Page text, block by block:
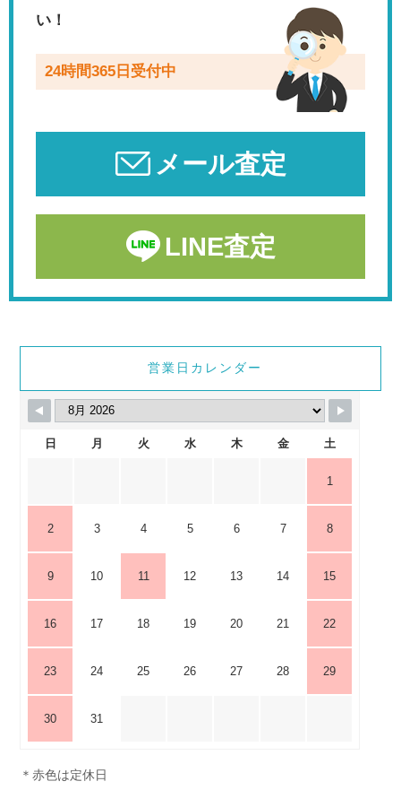
い！
24時間365日受付中
メール査定
LINE査定
営業日カレンダー
日 月 火 水 木 金 土
1
2 3 4 5 6 7 8
9 10 11 12 13 14 15
16 17 18 19 20 21 22
23 24 25 26 27 28 29
30 31
＊赤色は定休日